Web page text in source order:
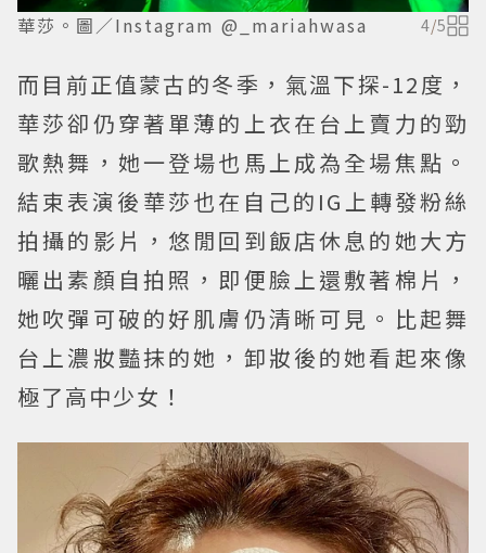
華莎。圖／Instagram @_mariahwasa 4/5
而目前正值蒙古的冬季，氣溫下探-12度，
華莎卻仍穿著單薄的上衣在台上賣力的勁
歌熱舞，她一登場也馬上成為全場焦點。
結束表演後華莎也在自己的IG上轉發粉絲
拍攝的影片，悠閒回到飯店休息的她大方
曬出素顏自拍照，即便臉上還敷著棉片，
她吹彈可破的好肌膚仍清晰可見。比起舞
台上濃妝豔抹的她，卸妝後的她看起來像
極了高中少女！︁